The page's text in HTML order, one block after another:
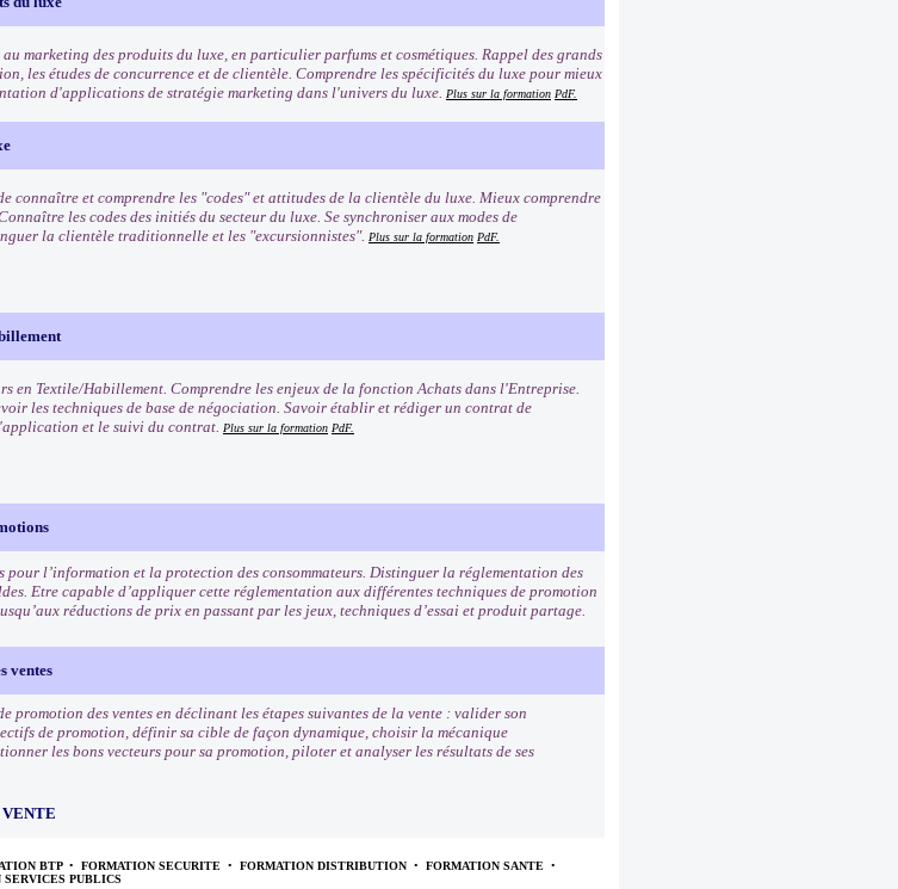
marketing des produits du luxe, en particulier parfums et cosmétiques. Rappel des grands
les études de concurrence et de clientèle. Comprendre les spécificités du luxe pour mieux
d'applications de stratégie marketing dans l'univers du luxe. Plus sur la formation PdF.
connaître et comprendre les "codes" et attitudes de la clientèle du luxe. Mieux comprendre
les codes des initiés du secteur du luxe. Se synchroniser aux modes de
la clientèle traditionnelle et les "excursionnistes". Plus sur la formation PdF.
en Textile/Habillement. Comprendre les enjeux de la fonction Achats dans l'Entreprise.
les techniques de base de négociation. Savoir établir et rédiger un contrat de
et le suivi du contrat. Plus sur la formation PdF.
l’information et la protection des consommateurs. Distinguer la réglementation des
Etre capable d’appliquer cette réglementation aux différentes techniques de promotion
réductions de prix en passant par les jeux, techniques d’essai et produit partage.
ventes
promotion des ventes en déclinant les étapes suivantes de la vente : valider son
de promotion, définir sa cible de façon dynamique, choisir la mécanique
les bons vecteurs pour sa promotion, piloter et analyser les résultats de ses
BTP • FORMATION SECURITE • FORMATION DISTRIBUTION • FORMATION SANTE •
SERVICES PUBLICS